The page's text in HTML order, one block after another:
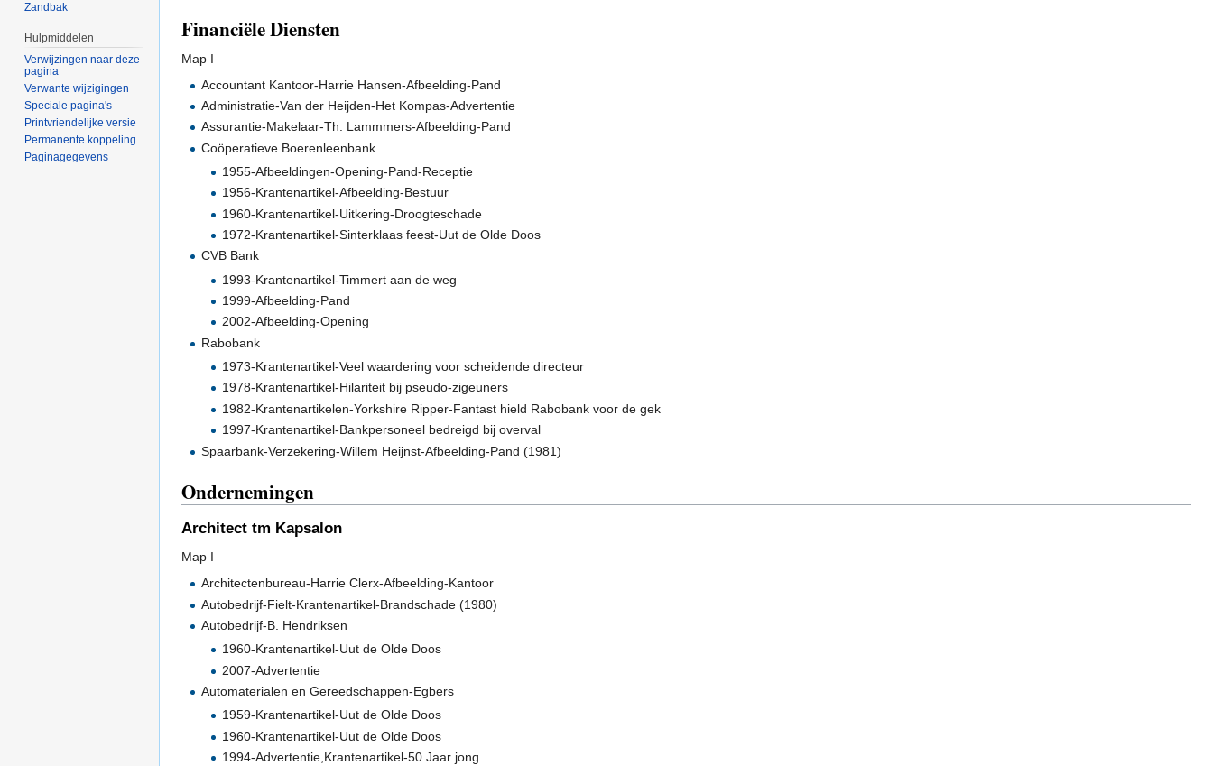
Financiële Diensten
Map I
Accountant Kantoor-Harrie Hansen-Afbeelding-Pand
Administratie-Van der Heijden-Het Kompas-Advertentie
Assurantie-Makelaar-Th. Lammmers-Afbeelding-Pand
Coöperatieve Boerenleenbank
1955-Afbeeldingen-Opening-Pand-Receptie
1956-Krantenartikel-Afbeelding-Bestuur
1960-Krantenartikel-Uitkering-Droogteschade
1972-Krantenartikel-Sinterklaas feest-Uut de Olde Doos
CVB Bank
1993-Krantenartikel-Timmert aan de weg
1999-Afbeelding-Pand
2002-Afbeelding-Opening
Rabobank
1973-Krantenartikel-Veel waardering voor scheidende directeur
1978-Krantenartikel-Hilariteit bij pseudo-zigeuners
1982-Krantenartikelen-Yorkshire Ripper-Fantast hield Rabobank voor de gek
1997-Krantenartikel-Bankpersoneel bedreigd bij overval
Spaarbank-Verzekering-Willem Heijnst-Afbeelding-Pand (1981)
Ondernemingen
Architect tm Kapsalon
Map I
Architectenbureau-Harrie Clerx-Afbeelding-Kantoor
Autobedrijf-Fielt-Krantenartikel-Brandschade (1980)
Autobedrijf-B. Hendriksen
1960-Krantenartikel-Uut de Olde Doos
2007-Advertentie
Automaterialen en Gereedschappen-Egbers
1959-Krantenartikel-Uut de Olde Doos
1960-Krantenartikel-Uut de Olde Doos
1994-Advertentie,Krantenartikel-50 Jaar jong
Zandbak
Hulpmiddelen
Verwijzingen naar deze
pagina
Verwante wijzigingen
Speciale pagina's
Printvriendelijke versie
Permanente koppeling
Paginagegevens